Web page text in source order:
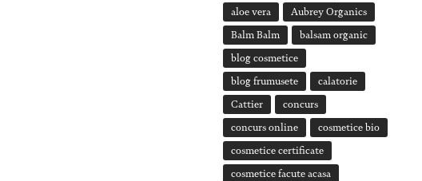
aloe vera Aubrey Organics
Balm Balm balsam organic
blog cosmetice
blog frumusete calatorie
Cattier concurs
concurs online cosmetice bio
cosmetice certificate
cosmetice facute acasa